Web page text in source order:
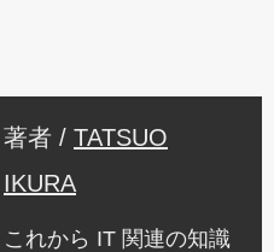
著者 / TATSUO
IKURA
これから IT 関連の知識